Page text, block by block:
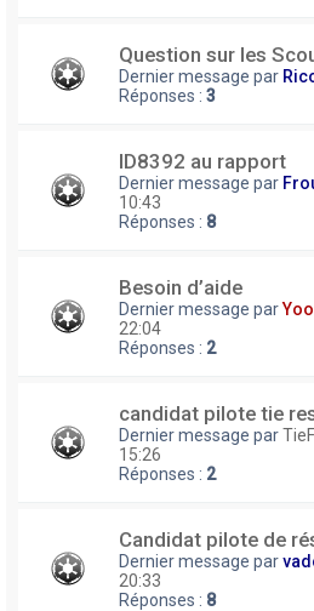
Question sur les
Dernier message par
Réponses : 3
ID8392 au rapport
Dernier message par
10:43
Réponses : 8
Besoin d’aide
Dernier message par
22:04
Réponses : 2
candidat pilote tie
Dernier message par
15:26
Réponses : 2
Candidat pilote de
Dernier message par
20:33
Réponses : 8